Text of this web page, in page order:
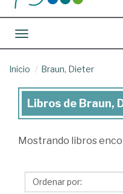
Toggle navigation
Inicio Braun, Dieter
Libros
Braun,
Libros de Braun,
Mostrando libros